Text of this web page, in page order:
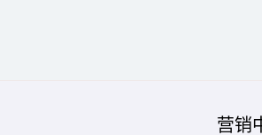
营销